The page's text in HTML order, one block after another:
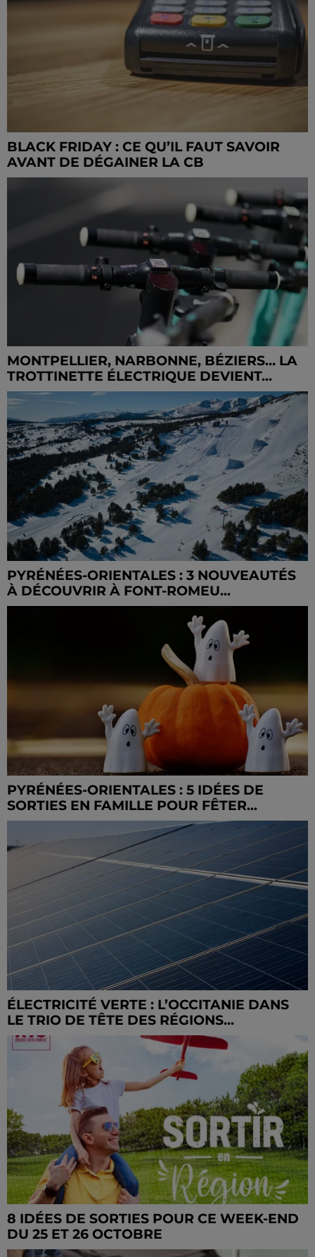
BLACK FRIDAY : CE QU’IL FAUT SAVOIR
AVANT DE DÉGAINER LA CB
MONTPELLIER, NARBONNE, BÉZIERS… LA
TROTTINETTE ÉLECTRIQUE DEVIENT...
PYRÉNÉES-ORIENTALES : 3 NOUVEAUTÉS
À DÉCOUVRIR À FONT-ROMEU...
PYRÉNÉES-ORIENTALES : 5 IDÉES DE
SORTIES EN FAMILLE POUR FÊTER...
ÉLECTRICITÉ VERTE : L’OCCITANIE DANS
LE TRIO DE TÊTE DES RÉGIONS...
8 IDÉES DE SORTIES POUR CE WEEK-END
DU 25 ET 26 OCTOBRE